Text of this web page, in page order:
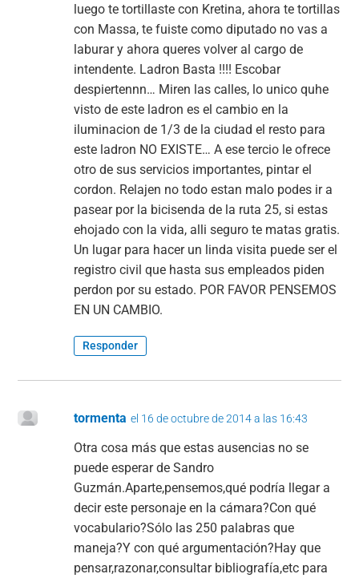
luego te tortillaste con Kretina, ahora te tortillas
con Massa, te fuiste como diputado no vas a
laburar y ahora queres volver al cargo de
intendente. Ladron Basta !!!! Escobar
despiertennn… Miren las calles, lo unico quhe
visto de este ladron es el cambio en la
iluminacion de 1/3 de la ciudad el resto para
este ladron NO EXISTE… A ese tercio le ofrece
otro de sus servicios importantes, pintar el
cordon. Relajen no todo estan malo podes ir a
pasear por la bicisenda de la ruta 25, si estas
ehojado con la vida, alli seguro te matas gratis.
Un lugar para hacer un linda visita puede ser el
registro civil que hasta sus empleados piden
perdon por su estado. POR FAVOR PENSEMOS
EN UN CAMBIO.
Responder
tormenta el 16 de octubre de 2014 a las 16:43
Otra cosa más que estas ausencias no se
puede esperar de Sandro
Guzmán.Aparte,pensemos,qué podría llegar a
decir este personaje en la cámara?Con qué
vocabulario?Sólo las 250 palabras que
maneja?Y con qué argumentación?Hay que
pensar,razonar,consultar bibliografía,etc para